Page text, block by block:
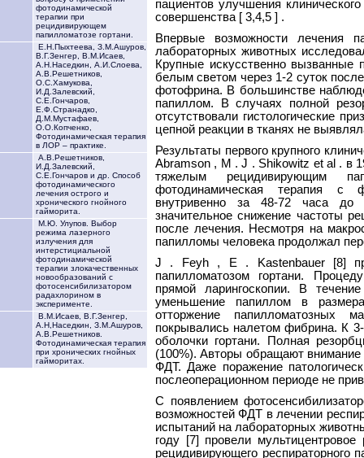
фотодинамической
терапии при
рецидивирующем
папилломатозе гортани.
Е.Н.Пыхтеева, З.М.Ашуров,
В.Г.Зенгер, В.М.Исаев,
А.Н.Наседкин, А.И.Слоева,
А.В.Решетников,
О.С.Хамукова,
И.Д.Залевский,
С.Е.Гончаров,
Е.Ф.Странадко,
Д.М.Мустафаев,
О.О.Копченко,
Фотодинамическая терапия
в ЛОР – практике.
А.В.Решетников,
И.Д.Залевский,
С.Е.Гончаров и др. Способ
фотодинамического
лечения острого и
хронического гнойного
гайморита.
М.Ю. Улупов. Выбор
режима лазерного
излучения для
интерстициальной
фотодинамической
терапии злокачественных
новообразований с
фотосенсибилизатором
радахлорином в
эксперименте.
В.М.Исаев, В.Г.Зенгер,
А.Н,Наседкин, З.М.Ашуров,
А.В.Решетников.
Фотодинамическая терапия
при хронических гнойных
гайморитах.
пациентов улучшения
совершенства [ 3,4,5 ] .
Впервые возможности лечения
лабораторных животных
Крупные искусственно
белым светом через 1-2 суток
фотофрина. В большинстве
папиллом. В случаях полной
отсутствовали гистологические
цепной реакции в тканях не
Результаты первого крупного
Abramson , M . J . Shikowitz et al . в
тяжелым рецидивирующим
фотодинамическая терапия с
внутривенно за 48-72 часа до
значительное снижение частоты
после лечения. Несмотря на
папилломы человека продолжал
J . Feyh , E . Kastenbauer [8]
папилломатозом гортани.
прямой ларингоскопии. В
уменьшение папиллом в
отторжение папилломатозных
покрывались налетом фибрина. К
оболочки гортани. Полная
(100%). Авторы обращают
ФДТ. Даже поражение
послеоперационном периоде не
С появлением
возможностей ФДТ в лечении
испытаний на лабораторных
году [7] провели
рецидивирующего